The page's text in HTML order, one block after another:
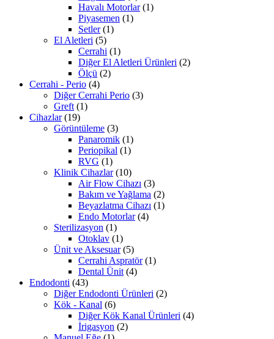
Havalı Motorlar (1)
Piyasemen (1)
Setler (1)
El Aletleri (5)
Cerrahi (1)
Diğer El Aletleri Ürünleri (2)
Ölçü (2)
Cerrahi - Perio (4)
Diğer Cerrahi Perio (3)
Greft (1)
Cihazlar (19)
Görüntüleme (3)
Panaromik (1)
Periopikal (1)
RVG (1)
Klinik Cihazlar (10)
Air Flow Cihazı (3)
Bakım ve Yağlama (2)
Beyazlatma Cihazı (1)
Endo Motorlar (4)
Sterilizasyon (1)
Otoklav (1)
Ünit ve Aksesuar (5)
Cerrahi Aspratör (1)
Dental Ünit (4)
Endodonti (43)
Diğer Endodonti Ürünleri (2)
Kök - Kanal (6)
Diğer Kök Kanal Ürünleri (4)
İrigasyon (2)